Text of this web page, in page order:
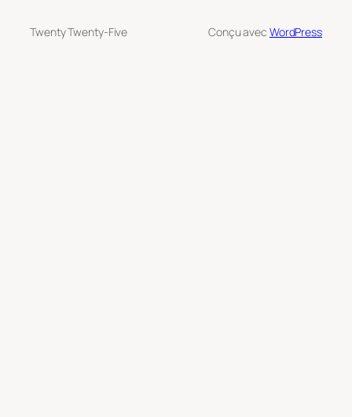
Twenty Twenty-Five Conçu avec WordPress